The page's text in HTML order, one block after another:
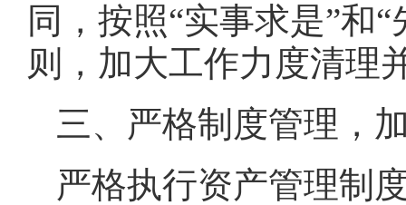
同，按照“实事求是”和
则，加大工作力度清理
三、严格制度管理，
严格执行资产管理制